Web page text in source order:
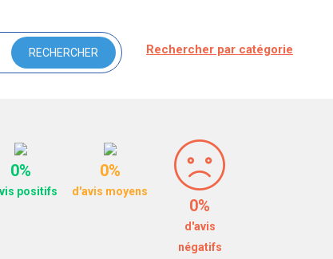
Rechercher par catégorie
0%
positifs
0%
d'avis moyens
0%
d'avis
négatifs